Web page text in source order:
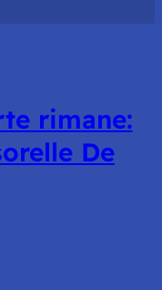
rimane:
De